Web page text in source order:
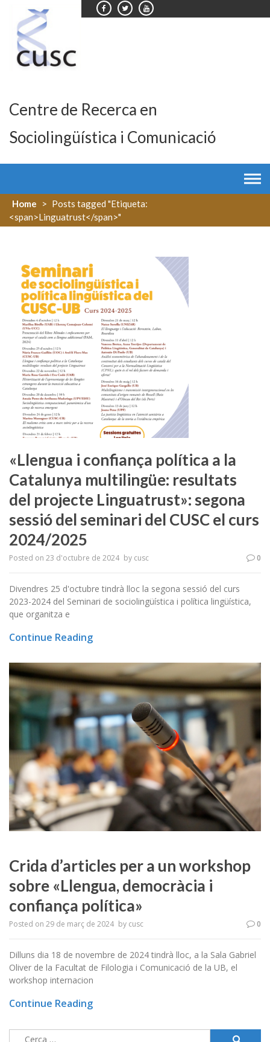
content
Centre de Recerca en
Sociolingüística i Comunicació
Home > Posts tagged "Etiqueta:
<span>Linguatrust</span>"
«Llengua i confiança política a la
Catalunya multilingüe: resultats
del projecte Linguatrust»: segona
sessió del seminari del CUSC el curs
2024/2025
Posted on 23 d'octubre de 2024 by cusc 0
Divendres 25 d'octubre tindrà lloc la segona sessió del curs
2023-2024 del Seminari de sociolingüística i política lingüística,
que organitza e
Continue Reading
Crida d’articles per a un workshop
sobre «Llengua, democràcia i
confiança política»
Posted on 29 de març de 2024 by cusc 0
Dilluns dia 18 de novembre de 2024 tindrà lloc, a la Sala Gabriel
Oliver de la Facultat de Filologia i Comunicació de la UB, el
workshop internacion
Continue Reading
Cerca: